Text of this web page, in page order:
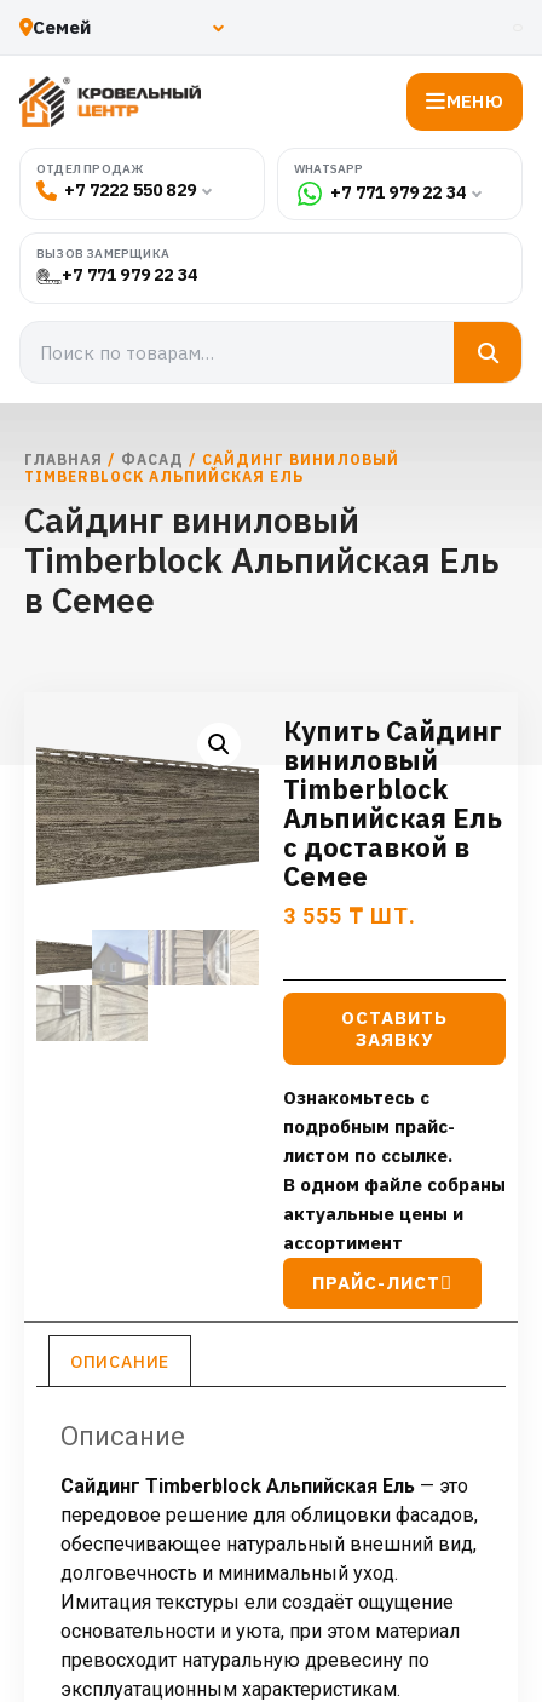
МЕНЮ
ОТДЕЛ ПРОДАЖ
+7 7222 550 829
WHATSAPP
+7 771 979 22 34
ВЫЗОВ ЗАМЕРЩИКА
+7 771 979 22 34
ГЛАВНАЯ / ФАСАД / САЙДИНГ ВИНИЛОВЫЙ
TIMBERBLOCK АЛЬПИЙСКАЯ ЕЛЬ
Сайдинг виниловый
Timberblock Альпийская Ель
в Семее
Купить Сайдинг
виниловый
Timberblock
Альпийская Ель
с доставкой в
Семее
3 555 ₸ ШТ.
ОСТАВИТЬ
ЗАЯВКУ
Ознакомьтесь с
подробным прайс-
листом по ссылке.
В одном файле собраны
актуальные цены и
ассортимент
ПРАЙС-ЛИСТ
ОПИСАНИЕ
Описание
Сайдинг Timberblock Альпийская Ель — это
передовое решение для облицовки фасадов,
обеспечивающее натуральный внешний вид,
долговечность и минимальный уход.
Имитация текстуры ели создаёт ощущение
основательности и уюта, при этом материал
превосходит натуральную древесину по
эксплуатационным характеристикам.